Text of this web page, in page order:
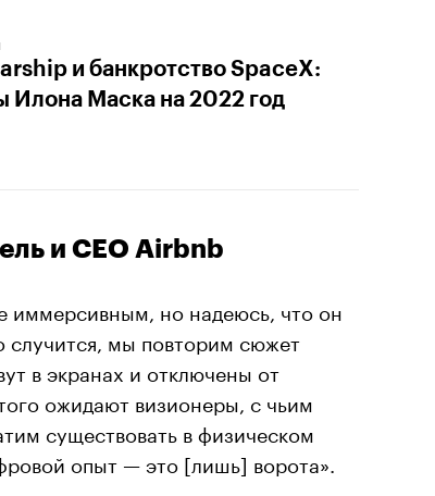
и банкротство SpaceX:
Илона Маска на 2022 год
и CEO Airbnb
иммерсивным, но надеюсь, что он
случится, мы повторим сюжет
в экранах и отключены от
ожидают визионеры, с чьим
существовать в физическом
опыт — это [лишь] ворота».